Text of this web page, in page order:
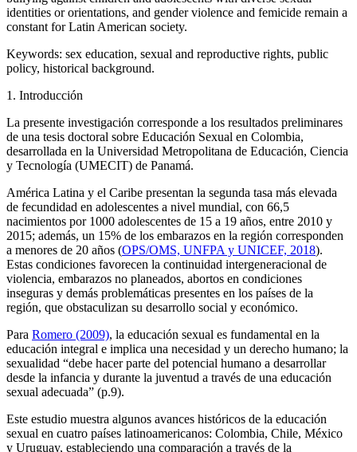
identities or orientations, and gender violence and femicide remain a
constant for Latin American society.
Keywords: sex education, sexual and reproductive rights, public
policy, historical background.
1. Introducción
La presente investigación corresponde a los resultados preliminares
de una tesis doctoral sobre Educación Sexual en Colombia,
desarrollada en la Universidad Metropolitana de Educación, Ciencia
y Tecnología (UMECIT) de Panamá.
América Latina y el Caribe presentan la segunda tasa más elevada
de fecundidad en adolescentes a nivel mundial, con 66,5
nacimientos por 1000 adolescentes de 15 a 19 años, entre 2010 y
2015; además, un 15% de los embarazos en la región corresponden
a menores de 20 años (OPS/OMS, UNFPA y UNICEF, 2018).
Estas condiciones favorecen la continuidad intergeneracional de
violencia, embarazos no planeados, abortos en condiciones
inseguras y demás problemáticas presentes en los países de la
región, que obstaculizan su desarrollo social y económico.
Para Romero (2009), la educación sexual es fundamental en la
educación integral e implica una necesidad y un derecho humano; la
sexualidad “debe hacer parte del potencial humano a desarrollar
desde la infancia y durante la juventud a través de una educación
sexual adecuada” (p.9).
Este estudio muestra algunos avances históricos de la educación
sexual en cuatro países latinoamericanos: Colombia, Chile, México
y Uruguay, estableciendo una comparación a través de la